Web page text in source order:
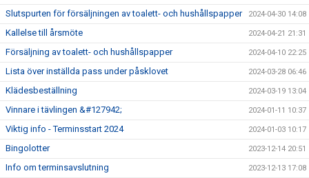
Slutspurten för försäljningen av toalett- och hushållspapper 2024-04-30 14:08
Kallelse till årsmöte 2024-04-21 21:31
Försäljning av toalett- och hushållspapper 2024-04-10 22:25
Lista över inställda pass under påsklovet 2024-03-28 06:46
Klädesbeställning 2024-03-19 13:04
Vinnare i tävlingen &#127942; 2024-01-11 10:37
Viktig info - Terminsstart 2024 2024-01-03 10:17
Bingolotter 2023-12-14 20:51
Info om terminsavslutning 2023-12-13 17:08